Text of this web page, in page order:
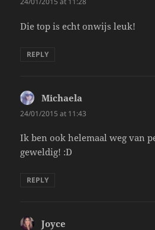
Die top is echt onwijs leuk!
REPLY
Michaela
24/01/2015 at 11:43
Ik ben ook helemaal weg van
geweldig! :D
REPLY
Joyce